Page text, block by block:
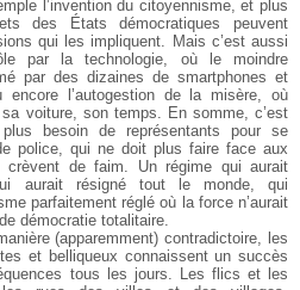
l’invention du citoyennisme, et plus
des États démocratiques peuvent
qui les impliquent. Mais c’est aussi
par la technologie, où le moindre
par des dizaines de smartphones et
l’autogestion de la misère, où
voiture, son temps. En somme, c’est
besoin de représentants pour se
police, qui ne doit plus faire face aux
crèvent de faim. Un régime qui aurait
aurait résigné tout le monde, qui
parfaitement réglé où la force n’aurait
démocratie totalitaire.
(apparemment) contradictoire, les
et belliqueux connaissent un succès
tous les jours. Les flics et les